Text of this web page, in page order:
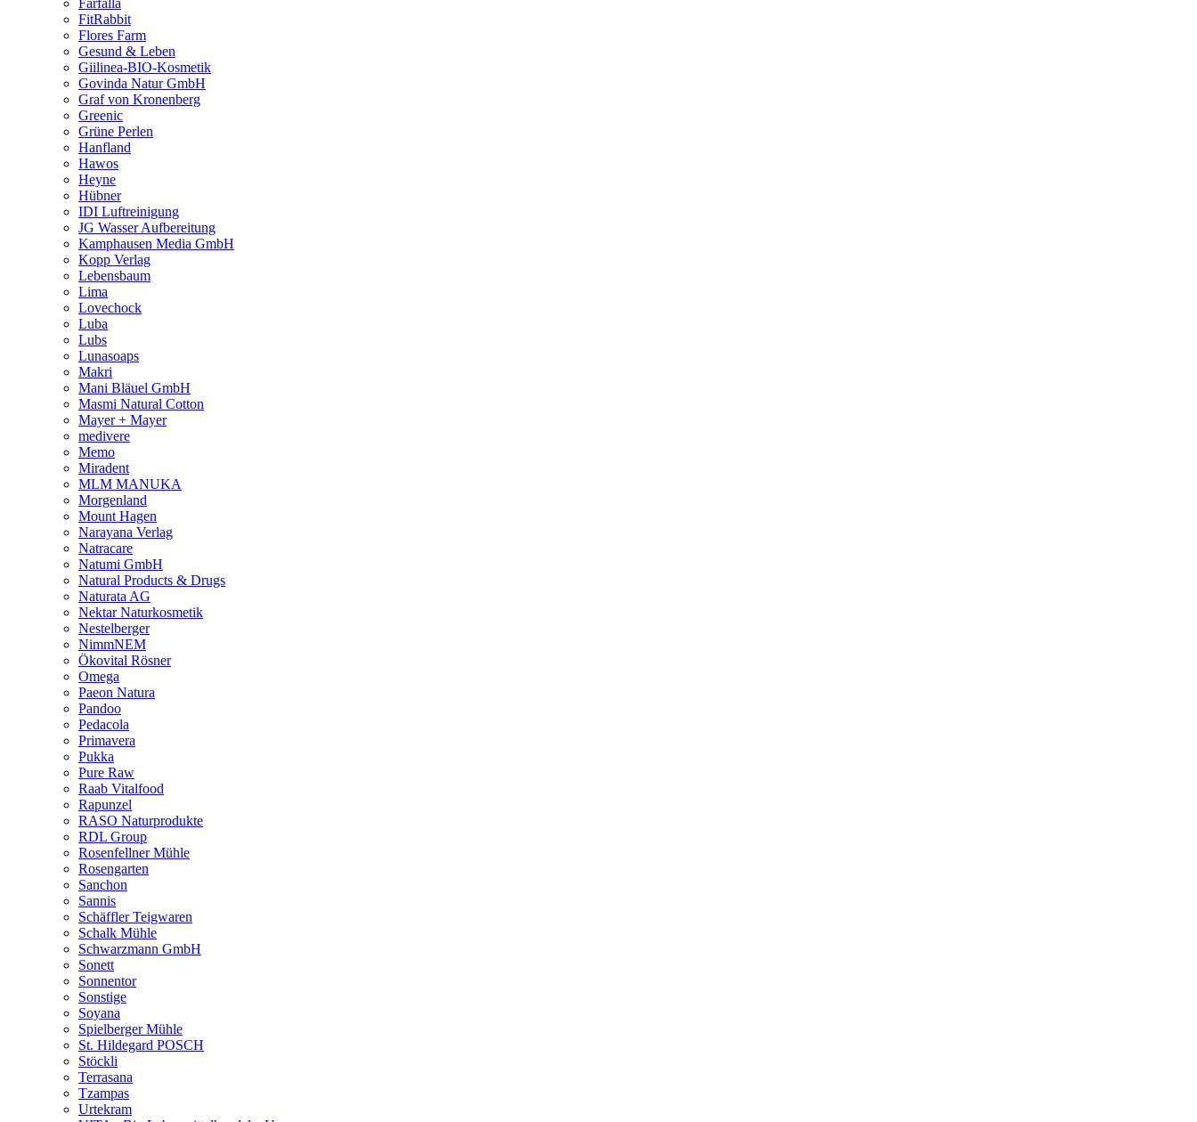
Farfalla
FitRabbit
Flores Farm
Gesund & Leben
Giilinea-BIO-Kosmetik
Govinda Natur GmbH
Graf von Kronenberg
Greenic
Grüne Perlen
Hanfland
Hawos
Heyne
Hübner
IDI Luftreinigung
JG Wasser Aufbereitung
Kamphausen Media GmbH
Kopp Verlag
Lebensbaum
Lima
Lovechock
Luba
Lubs
Lunasoaps
Makri
Mani Bläuel GmbH
Masmi Natural Cotton
Mayer + Mayer
medivere
Memo
Miradent
MLM MANUKA
Morgenland
Mount Hagen
Narayana Verlag
Natracare
Natumi GmbH
Natural Products & Drugs
Naturata AG
Nektar Naturkosmetik
Nestelberger
NimmNEM
Ökovital Rösner
Omega
Paeon Natura
Pandoo
Pedacola
Primavera
Pukka
Pure Raw
Raab Vitalfood
Rapunzel
RASO Naturprodukte
RDL Group
Rosenfellner Mühle
Rosengarten
Sanchon
Sannis
Schäffler Teigwaren
Schalk Mühle
Schwarzmann GmbH
Sonett
Sonnentor
Sonstige
Soyana
Spielberger Mühle
St. Hildegard POSCH
Stöckli
Terrasana
Tzampas
Urtekram